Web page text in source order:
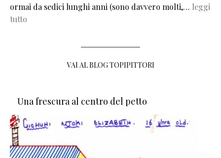
ormai da sedici lunghi anni (sono davvero molti,… leggi
tutto
VAI AL BLOG TOPIPITTORI
Una frescura al centro del petto